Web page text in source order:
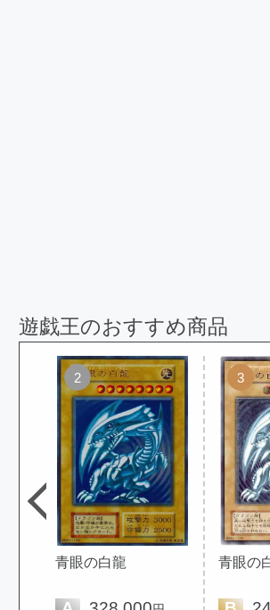
遊戯王のおすすめ商品
2
青眼の白龍
3
青眼の